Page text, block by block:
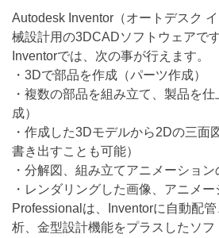
Autodesk Inventor（オートデスク
械設計用の3DCADソフトウェアです
Inventorでは、次の事が行えます。
・3Dで部品を作成（パーツ作成）
・複数の部品を組み立て、製品を
成）
・作成した3Dモデルから2Dの三面
書き出すことも可能）
・分解図、組み立てアニメーション
・レンダリングした画像、アニメ
Professionalは、Inventorに自動配
析、金型設計機能をプラスしたソフ